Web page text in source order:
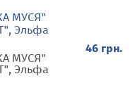
МУСЯ"
Эльфа
МУСЯ"
Эльфа
46 грн.